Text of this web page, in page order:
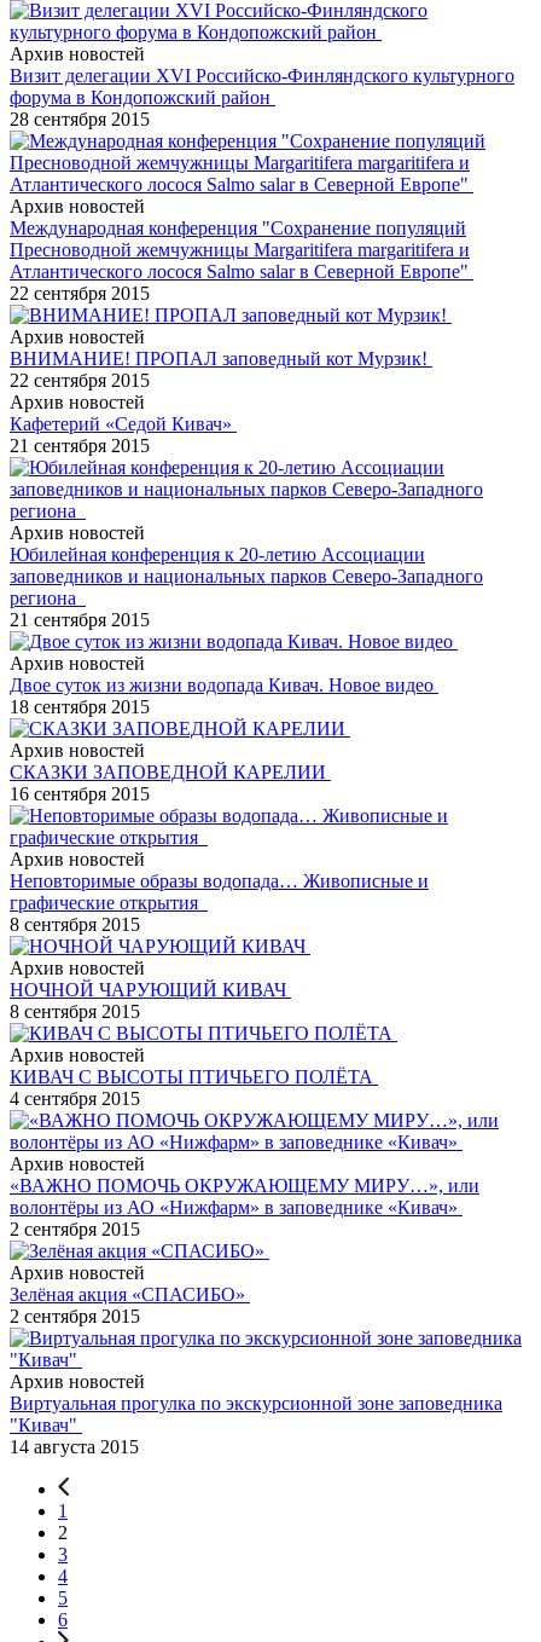
Архив новостей
Визит делегации XVI Российско-Финляндского культурного
форума в Кондопожский район
28 сентября 2015
Архив новостей
Международная конференция "Сохранение популяций
Пресноводной жемчужницы Margaritifera margaritifera и
Атлантического лосося Salmo salar в Северной Европе"
22 сентября 2015
Архив новостей
ВНИМАНИЕ! ПРОПАЛ заповедный кот Мурзик!
22 сентября 2015
Архив новостей
Кафетерий «Седой Кивач»
21 сентября 2015
Архив новостей
Юбилейная конференция к 20-летию Ассоциации
заповедников и национальных парков Северо-Западного
региона
21 сентября 2015
Архив новостей
Двое суток из жизни водопада Кивач. Новое видео
18 сентября 2015
Архив новостей
СКАЗКИ ЗАПОВЕДНОЙ КАРЕЛИИ
16 сентября 2015
Архив новостей
Неповторимые образы водопада… Живописные и
графические открытия
8 сентября 2015
Архив новостей
НОЧНОЙ ЧАРУЮЩИЙ КИВАЧ
8 сентября 2015
Архив новостей
КИВАЧ С ВЫСОТЫ ПТИЧЬЕГО ПОЛЁТА
4 сентября 2015
Архив новостей
«ВАЖНО ПОМОЧЬ ОКРУЖАЮЩЕМУ МИРУ…», или
волонтёры из АО «Нижфарм» в заповеднике «Кивач»
2 сентября 2015
Архив новостей
Зелёная акция «СПАСИБО»
2 сентября 2015
Архив новостей
Виртуальная прогулка по экскурсионной зоне заповедника
"Кивач"
14 августа 2015
1
2
3
4
5
6